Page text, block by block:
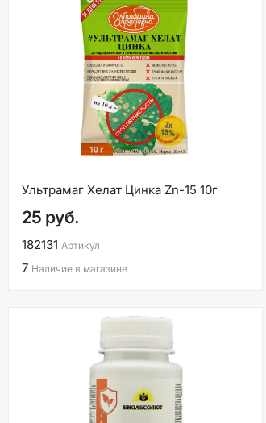
Ультрамаг Хелат Цинка Zn-15 10г
25 руб.
182131 Артикул
7 Наличие в магазине